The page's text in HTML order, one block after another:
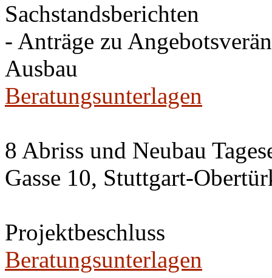
Sachstandsberichten
- Anträge zu
Ausbau
Beratungsunterlagen
8 Abriss und Neubau
Gasse 10, Stuttgart-
Projektbeschluss
Beratungsunterlagen